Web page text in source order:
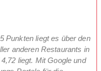
Punkten liegt es über den
anderen Restaurants in
liegt. Mit Google und